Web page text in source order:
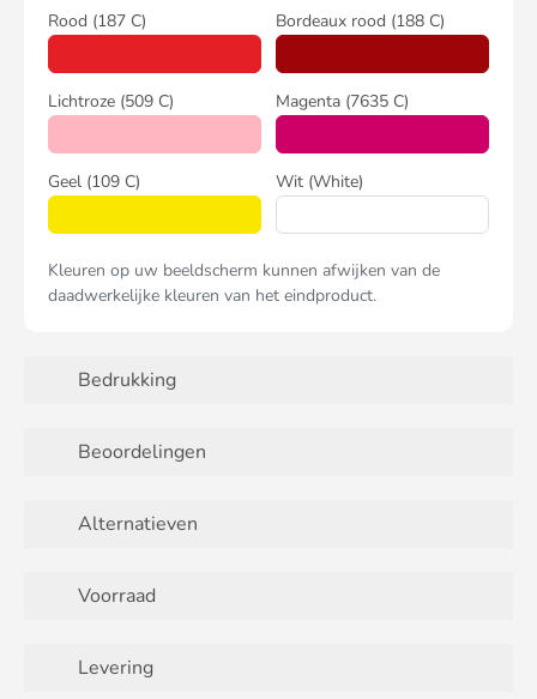
Rood (187 C) Bordeaux rood (188 C)
Lichtroze (509 C) Magenta (7635 C)
Geel (109 C) Wit (White)
Kleuren op uw beeldscherm kunnen afwijken van de
daadwerkelijke kleuren van het eindproduct.
Bedrukking
Beoordelingen
Alternatieven
Voorraad
Levering